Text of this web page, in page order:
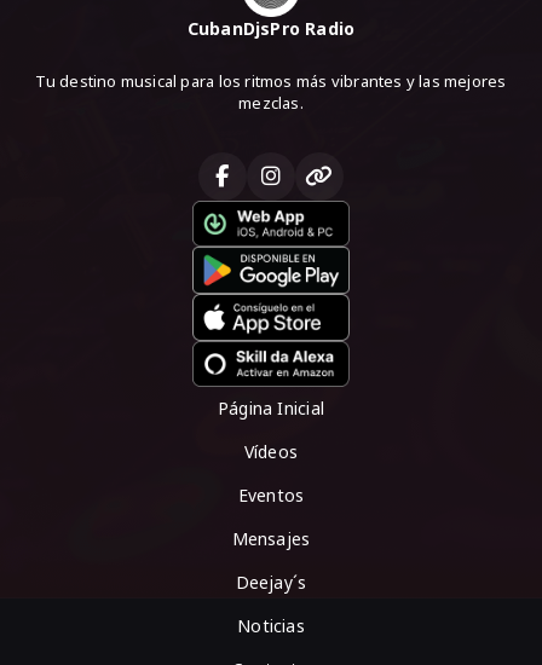
CubanDjsPro Radio
Tu destino musical para los ritmos más vibrantes y las mejores
mezclas.
Página Inicial
Vídeos
Eventos
Mensajes
Deejay´s
Noticias